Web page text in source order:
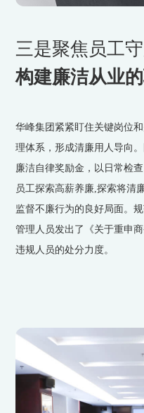
三是聚焦员工守
构建廉洁从业
华峰集团紧紧盯住关键岗位
理体系，形成清廉用人导向
廉洁自律奖励金，以日常检
员工探索高薪养廉,探索将清
监督不廉行为的良好局面。
管理人员发出了《关于重申
违规人员的处分力度。